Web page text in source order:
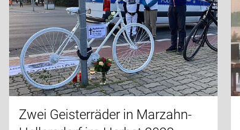
Zwei Geisterräder in Marzahn-